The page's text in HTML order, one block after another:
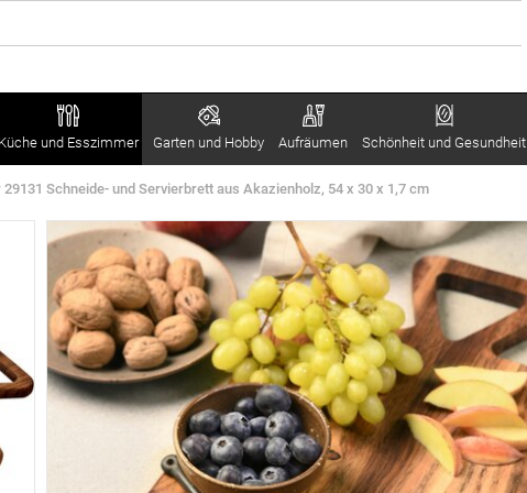
Küche und Esszimmer Garten und Hobby Aufräumen Schönheit und Gesundheit
29131 Schneide- und Servierbrett aus Akazienholz, 54 x 30 x 1,7 cm